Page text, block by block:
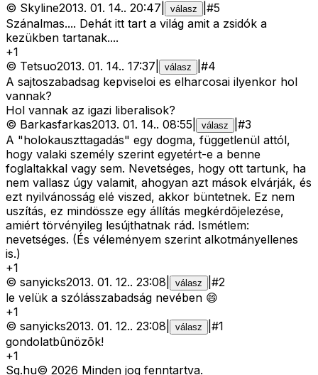
© Skyline2013. 01. 14.. 20:47 válasz #5
Szánalmas.... Dehát itt tart a világ amit a zsidók a
kezükben tartanak....
+1
© Tetsuo2013. 01. 14.. 17:37 válasz #4
A sajtoszabadsag kepviseloi es elharcosai ilyenkor hol
vannak?
Hol vannak az igazi liberalisok?
© Barkasfarkas2013. 01. 14.. 08:55 válasz #3
A "holokauszttagadás" egy dogma, függetlenül attól,
hogy valaki személy szerint egyetért-e a benne
foglaltakkal vagy sem. Nevetséges, hogy ott tartunk, ha
nem vallasz úgy valamit, ahogyan azt mások elvárják, és
ezt nyilvánosság elé viszed, akkor büntetnek. Ez nem
uszítás, ez mindössze egy állítás megkérdõjelezése,
amiért törvényileg lesújthatnak rád. Ismétlem:
nevetséges. (És véleményem szerint alkotmányellenes
is.)
+1
© sanyicks2013. 01. 12.. 23:08 válasz #2
le velük a szólásszabadság nevében 😄
+1
© sanyicks2013. 01. 12.. 23:08 válasz #1
gondolatbûnözõk!
+1
Sg.hu© 2026 Minden jog fenntartva.